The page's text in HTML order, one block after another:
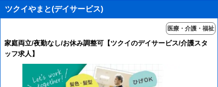
ツクイやまと(デイサービス)
医療・介護・福祉
家庭両立/夜勤なし/お休み調整可【ツクイのデイサービス/介護スタ
ッフ求人】